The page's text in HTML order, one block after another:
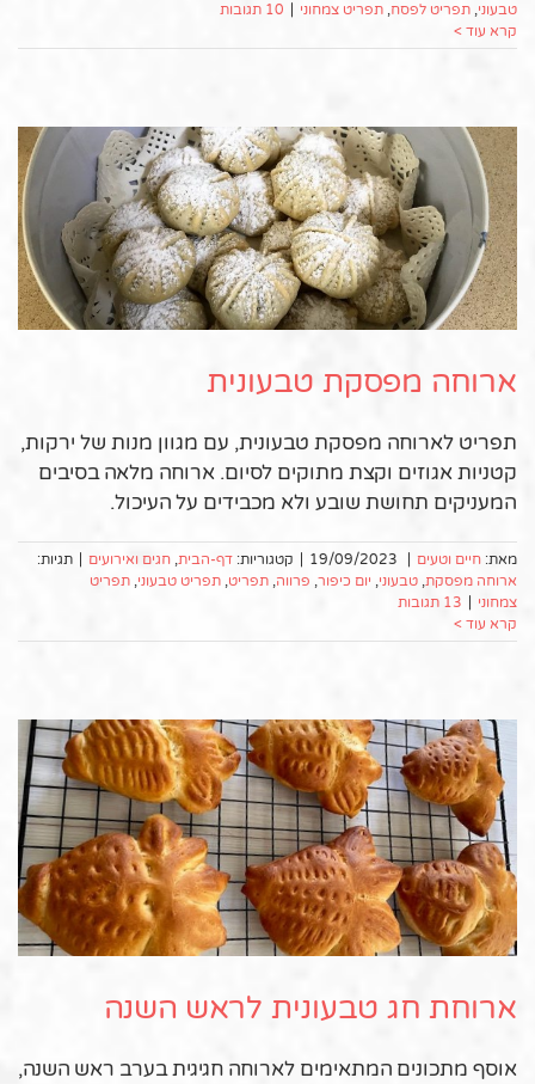
טבעוני, תפריט לפסח, תפריט צמחוני
10 תגובות
קרא עוד >
ארוחה מפסקת טבעונית
תפריט לארוחה מפסקת טבעונית, עם מגוון מנות של ירקות,
קטניות אגוזים וקצת מתוקים לסיום. ארוחה מלאה בסיבים
המעניקים תחושת שובע ולא מכבידים על העיכול.
מאת: חיים וטעים 19/09/2023 קטגוריות: דף-הבית, חגים ואירועים
תגיות:
ארוחה מפסקת, טבעוני, יום כיפור, פרווה, תפריט, תפריט טבעוני, תפריט
צמחוני
13 תגובות
קרא עוד >
ארוחת חג טבעונית לראש השנה
אוסף מתכונים המתאימים לארוחה חגיגית בערב ראש השנה,